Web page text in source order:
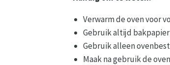
Verwarm de oven voor
Gebruik altijd
Gebruik alleen
Maak na gebruik de